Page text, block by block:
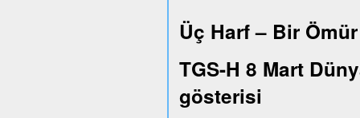
Üç Harf – Bir
TGS-H 8 Mart
gösterisi